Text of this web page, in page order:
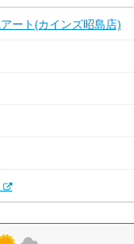
ート(カインズ昭島店)